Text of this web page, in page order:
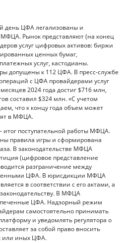
день ЦФА легализованы и
Рынок представляют (на конец
услуг цифровых активов: биржи
ценных бумаг,
услуг, кастодианы.
допущены к 112 ЦФА. В пресс-службе
с ЦФА провайдерами услуг
2024 года достиг $716 млн,
составил $324 млн. «С учетом
что к концу года объем может
в МФЦА.
поступательной работы МФЦА.
правила игры и сформирована
В законодательстве МФЦА
(цифровое представление
разграничение между
ЦФА. В юрисдикции МФЦА
в соответствии с его актами, а
В МФЦА
ЦФА. Надзорный режим
самостоятельно принимать
и уведомлять регулятора о
за собой право вносить
или иных ЦФА.